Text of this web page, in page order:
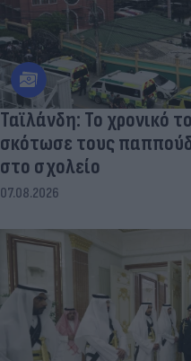
Ταϊλάνδη: Το χρονικό
σκότωσε τους
στο σχολείο
07.08.2026